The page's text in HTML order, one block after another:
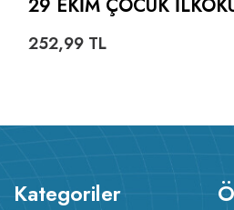
29 EKİM ÇOCUK
UZUNKOLLU
252,99 TL
Kategoriler